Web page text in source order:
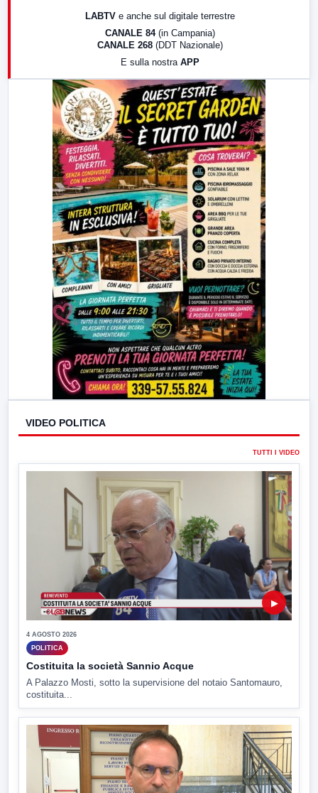
LabNews (replica)
LABTV e anche sul digitale terrestre
CANALE 84 (in Campania)
CANALE 268 (DDT Nazionale)
E sulla nostra APP
VIDEO POLITICA
TUTTI I VIDEO
▶
4 AGOSTO 2026
POLITICA
Costituita la società Sannio Acque
A Palazzo Mosti, sotto la supervisione del notaio Santomauro,
costituita...